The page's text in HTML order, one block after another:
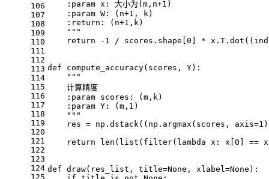
106
107
108
109
110
111
112
113
114
115
116
117
118
119
120
121
122
123
124
125
    :param x: 大小为(m,n+1)
    :param W: (n+1, k)
    :return: (n+1,k)
    """
return -1 / scores.shape[0] *
def compute_accuracy(scores, Y):
    """
    计算精度
    :param scores: (m,k)
    :param Y: (m,1)
    """
res = np.dstack((np.argmax(scores,
return len(list(filter(lambda x: x[0] ==
def draw(res_list, title=None, xlabel=None):